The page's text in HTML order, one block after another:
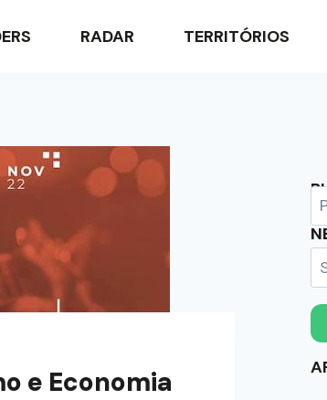
RADAR TERRITÓRIOS
e Economia